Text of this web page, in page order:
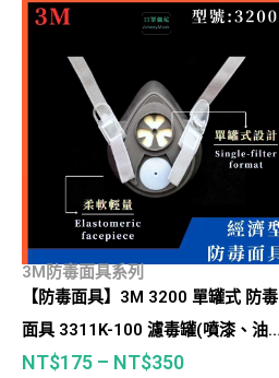
3M防毒面具系列
【防毒面具】3M 3200 單罐式 防毒
面具 3311K-100 濾毒罐(噴漆、油
漆、烤漆、有機蒸氣等)
NT$175 – NT$350